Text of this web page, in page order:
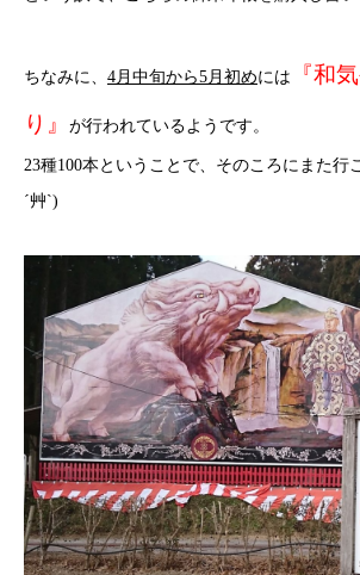
ちなみに、 4月中旬から5月初めには
『和
り』
が行われているようです。
23種100本ということで、そのころにまた行
´艸`)